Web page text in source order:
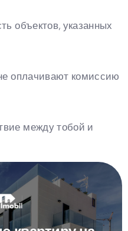
объектов, указанных
оплачивают комиссию
между тобой и